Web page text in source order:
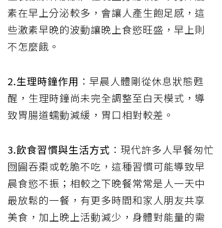
素在早上分泌較多，會讓人產生飽足感，這
些激素早晚的波動讓晚上食慾旺盛，早上則
不怎麼餓。
2.生理時鐘作用 ：早晨人體剛從休息狀態甦
醒，生理時鐘尚未完全調整至白天模式，導
致胃腸道蠕動減緩，胃口相對較差。
3.飲食習慣與生活方式 ：現代許多人早餐匆忙
囫圇吞棗或乾脆不吃，這種習慣可能導致早
晨食慾不振；相較之下晚餐常常是人一天中
最放鬆的一餐，有更多時間和家人朋友共享
美食，加上晚上活動減少，身體對能量的需